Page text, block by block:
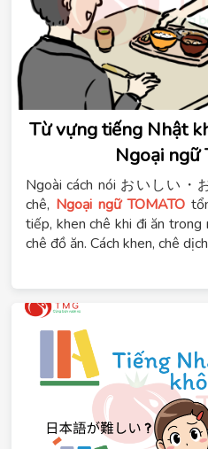
Từ vựng tiếng Nhật khi đi ăn
Ngoại ngữ
Ngoài cách nói おいしい・
chê, Ngoại ngữ TOMATO
tiếp, khen chê khi đi ăn trong
chê đồ ăn. Cách khen, chê